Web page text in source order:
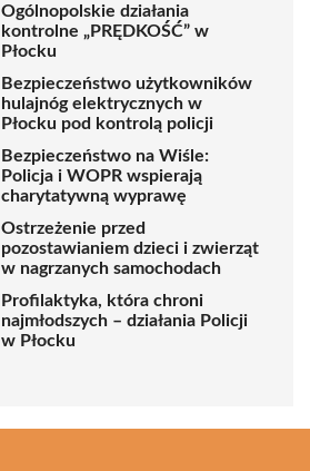
Ogólnopolskie działania
kontrolne „PRĘDKOŚĆ” w
Płocku
Bezpieczeństwo użytkowników
hulajnóg elektrycznych w
Płocku pod kontrolą policji
Bezpieczeństwo na Wiśle:
Policja i WOPR wspierają
charytatywną wyprawę
Ostrzeżenie przed
pozostawianiem dzieci i zwierząt
w nagrzanych samochodach
Profilaktyka, która chroni
najmłodszych – działania Policji
w Płocku